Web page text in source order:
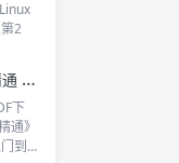
2
Spring Data JPA从入门到精通 PDF下载
下
通》
到